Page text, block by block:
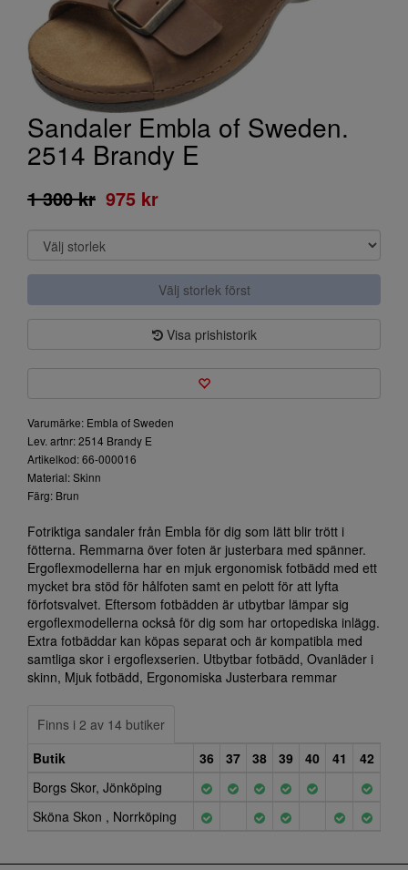
Sandaler Embla of Sweden.
2514 Brandy E
1 300 kr 975 kr
Välj storlek först
Visa prishistorik
Varumärke: Embla of Sweden
Lev. artnr: 2514 Brandy E
Artikelkod: 66-000016
Material: Skinn
Färg: Brun
Fotriktiga sandaler från Embla för dig som lätt blir trött i
fötterna. Remmarna över foten är justerbara med spänner.
Ergoflexmodellerna har en mjuk ergonomisk fotbädd med ett
mycket bra stöd för hålfoten samt en pelott för att lyfta
förfotsvalvet. Eftersom fotbädden är utbytbar lämpar sig
ergoflexmodellerna också för dig som har ortopediska inlägg.
Extra fotbäddar kan köpas separat och är kompatibla med
samtliga skor i ergoflexserien. Utbytbar fotbädd, Ovanläder i
skinn, Mjuk fotbädd, Ergonomiska Justerbara remmar
Finns i 2 av 14 butiker
Butik
36 37 38 39 40 41
42
Borgs Skor, Jönköping
Sköna Skon , Norrköping